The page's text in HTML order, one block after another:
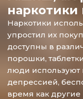
наркотики
Наркотики
упростил их
доступны в
порошки,
люди используют
депрессией,
время как другие